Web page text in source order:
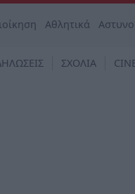
Αθλητικά
ΣΧΟΛΙΑ